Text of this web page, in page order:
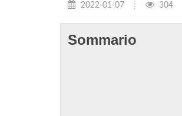
2022-01-07 304
Sommario